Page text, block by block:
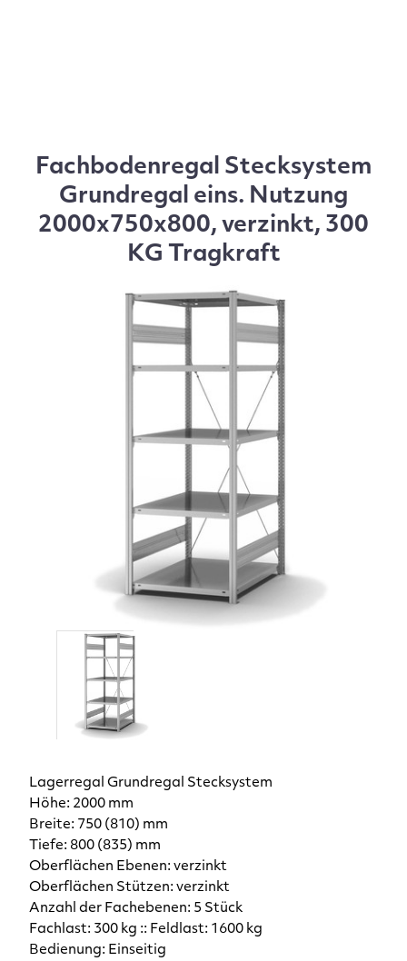
Fachbodenregal Stecksystem
Grundregal eins. Nutzung
2000x750x800, verzinkt, 300
KG Tragkraft
Lagerregal Grundregal Stecksystem
Höhe: 2000 mm
Breite: 750 (810) mm
Tiefe: 800 (835) mm
Oberflächen Ebenen: verzinkt
Oberflächen Stützen: verzinkt
Anzahl der Fachebenen: 5 Stück
Fachlast: 300 kg :: Feldlast: 1600 kg
Bedienung: Einseitig